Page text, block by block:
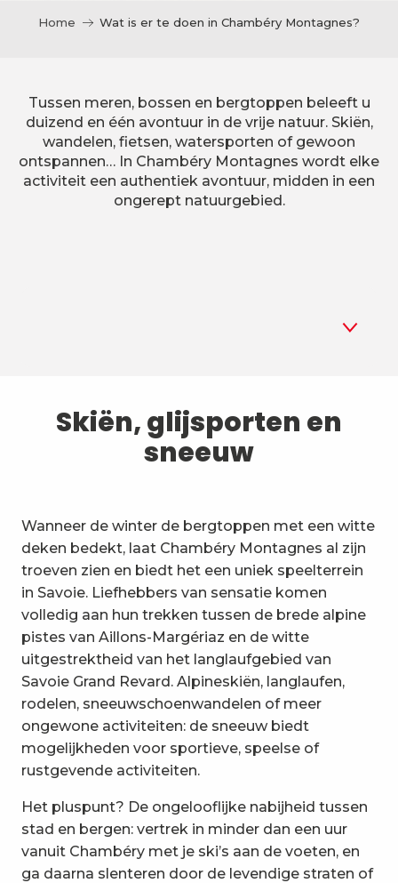
Home Wat is er te doen in Chambéry Montagnes?
Tussen meren, bossen en bergtoppen beleeft u
duizend en één avontuur in de vrije natuur. Skiën,
wandelen, fietsen, watersporten of gewoon
ontspannen… In Chambéry Montagnes wordt elke
activiteit een authentiek avontuur, midden in een
ongerept natuurgebied.
1 Skiën, glijsporten en sneeuw
Wandelpaden en wandelingen
4 Wielrennen
5 Mountainbiken in de Bauges
6
Andere activiteiten in de vrije
natuur
7
Bezienswaardigheden, cultuur
en erfgoed
8 Wijngaarden
9 Indooractiviteiten
10 Ontspanning en welzijn
Skiën, glijsporten en
sneeuw
Wanneer de winter de bergtoppen met een witte
deken bedekt, laat Chambéry Montagnes al zijn
troeven zien en biedt het een uniek speelterrein
in Savoie. Liefhebbers van sensatie komen
volledig aan hun trekken tussen de brede alpine
pistes van Aillons-Margériaz en de witte
uitgestrektheid van het langlaufgebied van
Savoie Grand Revard. Alpineskiën, langlaufen,
rodelen, sneeuwschoenwandelen of meer
ongewone activiteiten: de sneeuw biedt
mogelijkheden voor sportieve, speelse of
rustgevende activiteiten.
Het pluspunt? De ongelooflijke nabijheid tussen
stad en bergen: vertrek in minder dan een uur
vanuit Chambéry met je ski’s aan de voeten, en
ga daarna slenteren door de levendige straten of